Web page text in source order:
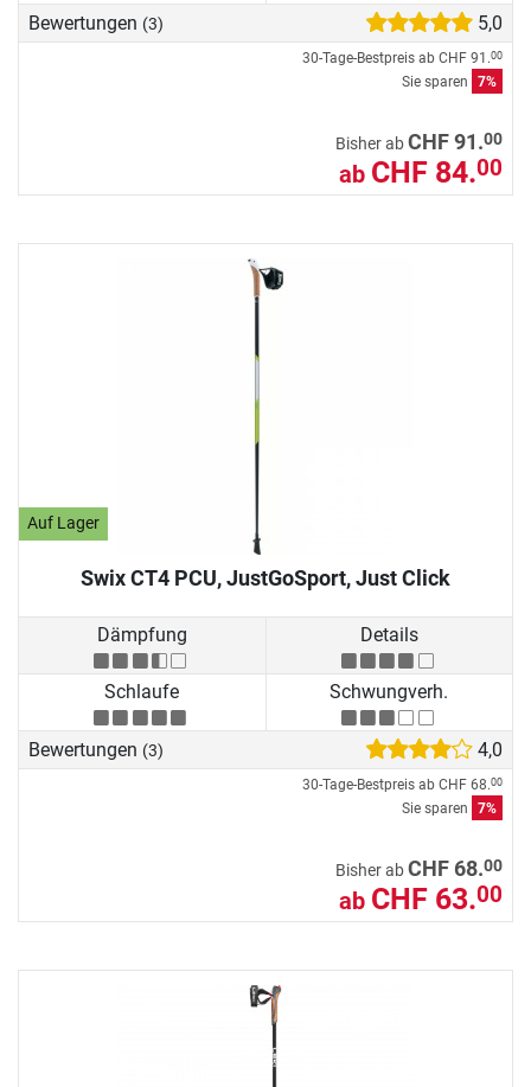
Bewertungen (3) 5,0
30-Tage-Bestpreis ab CHF 91.00
Sie sparen 7%
Bisher abCHF 91.00
ab CHF 84.00
Auf Lager
Swix CT4 PCU, JustGoSport, Just Click
Dämpfung Details
Schlaufe Schwungverh.
Bewertungen (3) 4,0
30-Tage-Bestpreis ab CHF 68.00
Sie sparen 7%
Bisher abCHF 68.00
ab CHF 63.00